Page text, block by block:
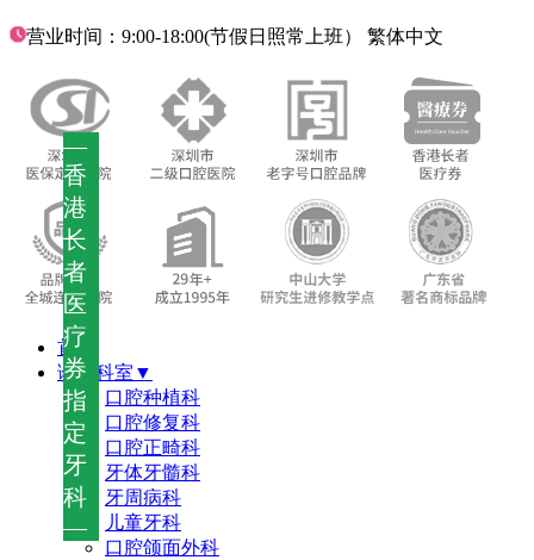
—
香
港
长
者
医
疗
券
指
定
牙
科
—
营业时间：9:00-18:00(节假日照常上班） 繁体中文
首页
诊疗科室▼
口腔种植科
口腔修复科
口腔正畸科
牙体牙髓科
牙周病科
儿童牙科
口腔颌面外科